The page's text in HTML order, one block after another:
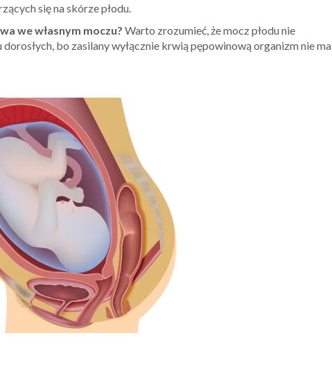
się na skórze płodu.
we własnym moczu? Warto zrozumieć, że mocz płodu nie
bo zasilany wyłącznie krwią pępowinową organizm nie ma